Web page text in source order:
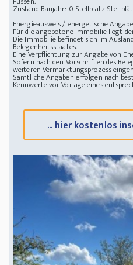
Zustand Baujahr: 0 Stellplatz
Energieausweis / energetische
Für die angebotene Immobilie liegt
Die Immobilie befindet sich im
Belegenheitsstaates.
Eine Verpflichtung zur Angabe von
Sofern nach den Vorschriften des
weiteren Vermarktungsprozess
Sämtliche Angaben erfolgen nach
Kennwerte vor Vorlage eines
... hier kostenlos